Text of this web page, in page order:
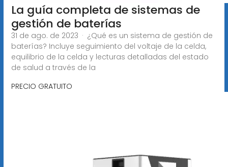
La guía completa de sistemas de
gestión de baterías
31 de ago. de 2023 · ¿Qué es un sistema de gestión de
baterías? Incluye seguimiento del voltaje de la celda,
equilibrio de la celda y lecturas detalladas del estado
de salud a través de la
PRECIO GRATUITO